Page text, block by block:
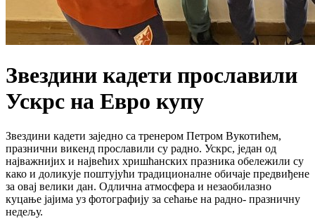
Звездини кадети прославили
Ускрс на Евро купу
Звездини кадети заједно са тренером Петром Вукотићем,
празнични викенд прославили су радно. Ускрс, један од
најважнијих и највећих хришћанских празника обележили су
како и доликује поштујући традиционалне обичаје предвиђене
за овај велики дан. Одлична атмосфера и незаобилазно
куцање јајима уз фотографију за сећање на радно- празничну
недељу.